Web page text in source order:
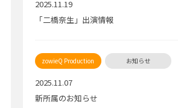
2025.11.19
「二橋奈生」出演情報
2025.11.07
新所属のお知らせ